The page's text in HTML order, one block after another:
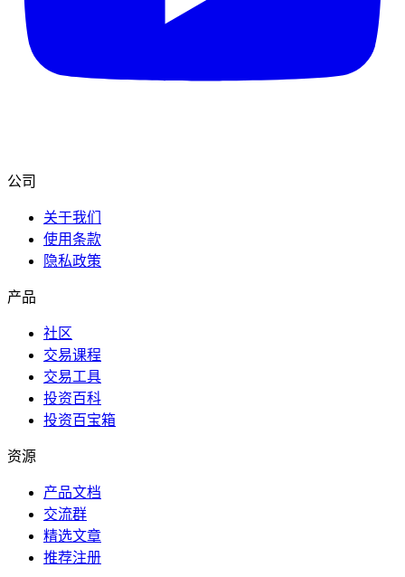
公司
关于我们
使用条款
隐私政策
产品
社区
交易课程
交易工具
投资百科
投资百宝箱
资源
产品文档
交流群
精选文章
推荐注册